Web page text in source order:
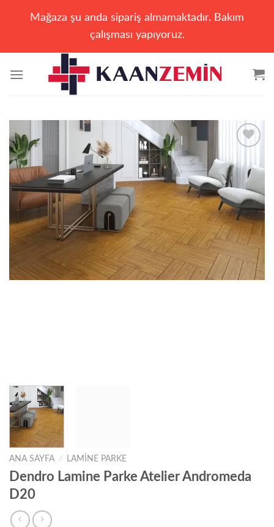
Mağaza şu anda sipariş almamaktadır. Bakım
çalışması yapıyoruz.
atla
Add to
wishlist
ANA SAYFA / LAMINE PARKE
Dendro Lamine Parke Atelier Andromeda
D20